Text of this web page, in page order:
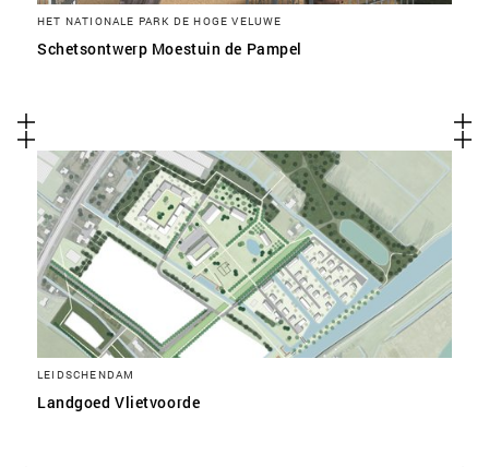
HET NATIONALE PARK DE HOGE VELUWE
Schetsontwerp Moestuin de Pampel
LEIDSCHENDAM
Landgoed Vlietvoorde